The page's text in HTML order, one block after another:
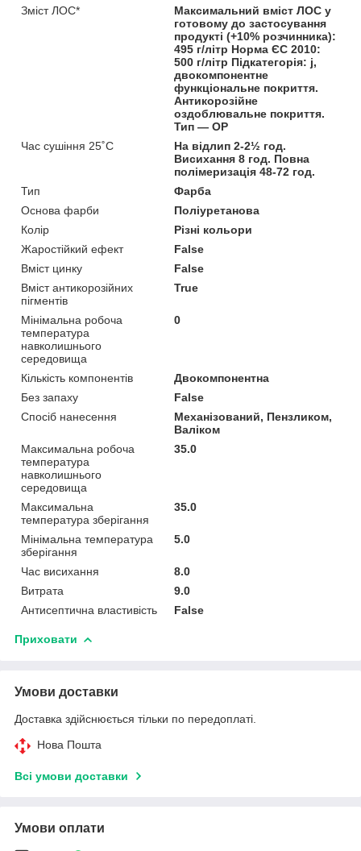
Зміст ЛОС*
Максимальний вміст ЛОС у
готовому до застосування
продукті (+10% розчинника):
495 г/літр Норма ЄС 2010:
500 г/літр Підкатегорія: j,
двокомпонентне
функціональне покриття.
Антикорозійне
оздоблювальне покриття.
Тип — ОР
Час сушіння 25˚C
На відлип 2-2½ год.
Висихання 8 год. Повна
полімеризація 48-72 год.
Тип
Фарба
Основа фарби
Поліуретанова
Колір
Різні кольори
Жаростійкий ефект
False
Вміст цинку
False
Вміст антикорозійних
пігментів
True
Мінімальна робоча
температура
навколишнього
середовища
0
Кількість компонентів
Двокомпонентна
Без запаху
False
Спосіб нанесення
Механізований, Пензликом,
Валіком
Максимальна робоча
температура
навколишнього
середовища
35.0
Максимальна
температура зберігання
35.0
Мінімальна температура
зберігання
5.0
Час висихання
8.0
Витрата
9.0
Антисептична властивість
False
Приховати
Умови доставки
Доставка здійснюється тільки по передоплаті.
Нова Пошта
Всі умови доставки
Умови оплати